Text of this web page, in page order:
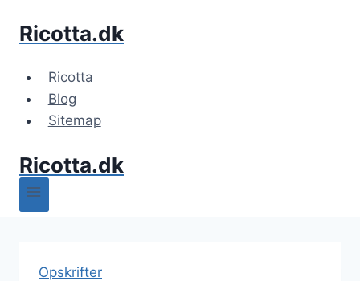
Ricotta.dk
Ricotta
Blog
Sitemap
Ricotta.dk
Opskrifter